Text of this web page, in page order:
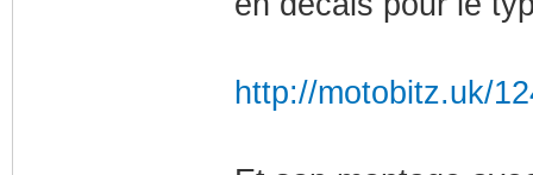
http://motobitz.uk/